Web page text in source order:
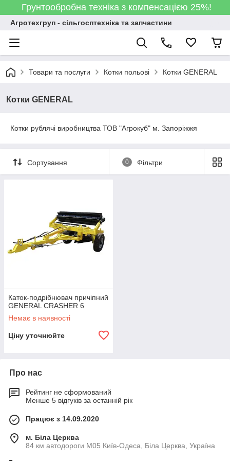
Грунтообробна техніка з компенсацією 25%!
Агротехгруп - сільгосптехніка та запчастини
Товари та послуги Котки польові Котки GENERAL
Котки GENERAL
Котки рублячі виробництва ТОВ "Агрокуб" м. Запоріжжя
Сортування 0 Фільтри
Каток-подрібнювач причіпний
GENERAL CRASHER 6
Немає в наявності
Ціну уточнюйте
Про нас
Рейтинг не сформований
Менше 5 відгуків за останній рік
Працює з 14.09.2020
м. Біла Церква
84 км автодороги М05 Київ-Одеса, Біла Церква, Україна